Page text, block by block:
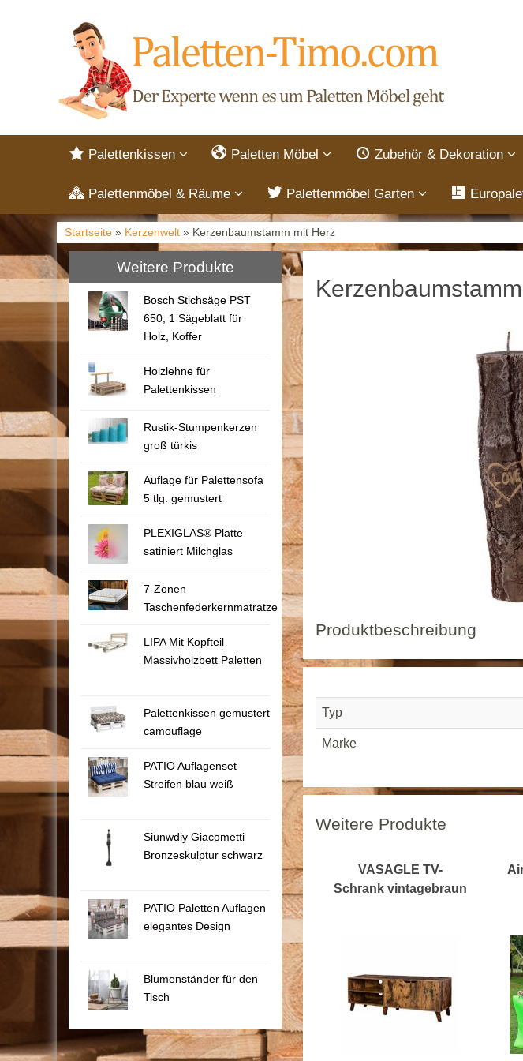
Palettenkissen Paletten Möbel Zubehör & Dekoration
Palettenmöbel & Räume Palettenmöbel Garten
Startseite » Kerzenwelt » Kerzenbaumstamm mit Herz
Weitere Produkte
Bosch Stichsäge PST
650, 1 Sägeblatt für
Holz, Koffer
Holzlehne für
Palettenkissen
Rustik-Stumpenkerzen
groß türkis
Auflage für Palettensofa
5 tlg. gemustert
PLEXIGLAS® Platte
satiniert Milchglas
7-Zonen
Taschenfederkernmatratze
LIPA Mit Kopfteil
Massivholzbett Paletten
Palettenkissen gemustert
camouflage
PATIO Auflagenset
Streifen blau weiß
Siunwdiy Giacometti
Bronzeskulptur schwarz
PATIO Paletten Auflagen
elegantes Design
Blumenständer für den
Tisch
Produktbeschreibung
Typ
Marke
Weitere Produkte
VASAGLE TV-
Schrank vintagebraun